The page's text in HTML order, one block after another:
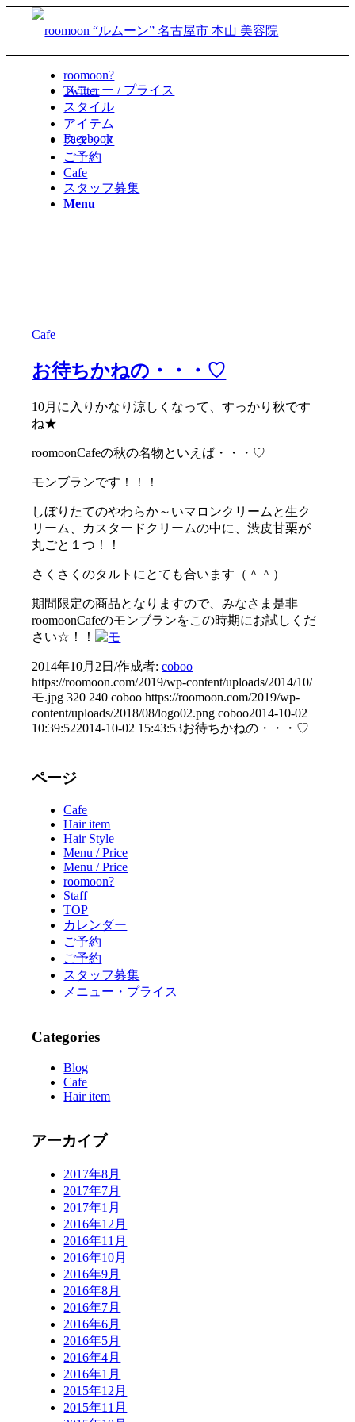
Twitter
Facebook
roomoon?
メニュー / プライス
スタイル
アイテム
スタッフ
ご予約
Cafe
スタッフ募集
Menu
Cafe
お待ちかねの・・・♡
10月に入りかなり涼しくなって、すっかり秋です
ね★
roomoonCafeの秋の名物といえば・・・♡
モンブランです！！！
しぼりたてのやわらか～いマロンクリームと生ク
リーム、カスタードクリームの中に、渋皮甘栗が
丸ごと１つ！！
さくさくのタルトにとても合います（＾＾）
期間限定の商品となりますので、みなさま是非
roomoonCafeのモンブランをこの時期にお試しくだ
さい☆！！
2014年10月2日/作成者:coboo
https://roomoon.com/2019/wp-content/uploads/2014/10/
モ.jpg 320 240 coboo https://roomoon.com/2019/wp-
content/uploads/2018/08/logo02.png coboo2014-10-02
10:39:522014-10-02 15:43:53お待ちかねの・・・♡
ページ
Cafe
Hair item
Hair Style
Menu / Price
Menu / Price
roomoon?
Staff
TOP
カレンダー
ご予約
ご予約
スタッフ募集
メニュー・プライス
Categories
Blog
Cafe
Hair item
アーカイブ
2017年8月
2017年7月
2017年1月
2016年12月
2016年11月
2016年10月
2016年9月
2016年8月
2016年7月
2016年6月
2016年5月
2016年4月
2016年1月
2015年12月
2015年11月